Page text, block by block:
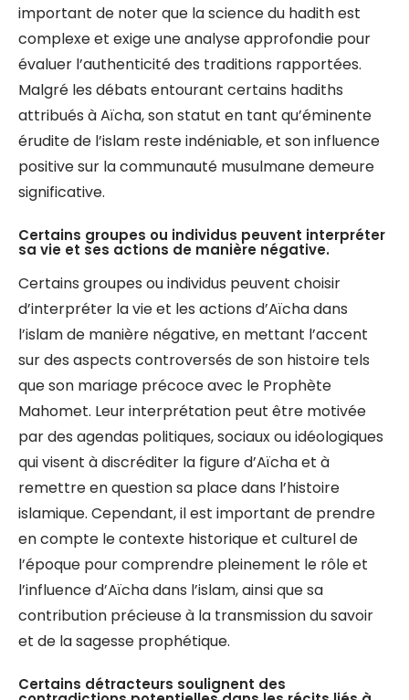
important de noter que la science du hadith est
complexe et exige une analyse approfondie pour
évaluer l’authenticité des traditions rapportées.
Malgré les débats entourant certains hadiths
attribués à Aïcha, son statut en tant qu’éminente
érudite de l’islam reste indéniable, et son influence
positive sur la communauté musulmane demeure
significative.
Certains groupes ou individus peuvent interpréter
sa vie et ses actions de manière négative.
Certains groupes ou individus peuvent choisir
d’interpréter la vie et les actions d’Aïcha dans
l’islam de manière négative, en mettant l’accent
sur des aspects controversés de son histoire tels
que son mariage précoce avec le Prophète
Mahomet. Leur interprétation peut être motivée
par des agendas politiques, sociaux ou idéologiques
qui visent à discréditer la figure d’Aïcha et à
remettre en question sa place dans l’histoire
islamique. Cependant, il est important de prendre
en compte le contexte historique et culturel de
l’époque pour comprendre pleinement le rôle et
l’influence d’Aïcha dans l’islam, ainsi que sa
contribution précieuse à la transmission du savoir
et de la sagesse prophétique.
Certains détracteurs soulignent des